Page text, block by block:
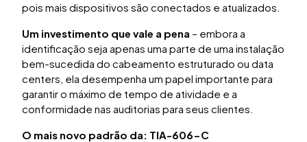
pois mais dispositivos são conectados e atualizados.
Um investimento que vale a pena – embora a
identificação seja apenas uma parte de uma instalação
bem-sucedida do cabeamento estruturado ou data
centers, ela desempenha um papel importante para
garantir o máximo de tempo de atividade e a
conformidade nas auditorias para seus clientes.
O mais novo padrão da: TIA-606-C